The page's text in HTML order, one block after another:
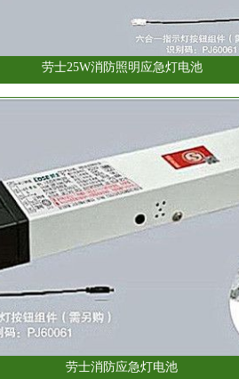
劳士25W消防照明应急灯电池
劳士消防应急灯电池